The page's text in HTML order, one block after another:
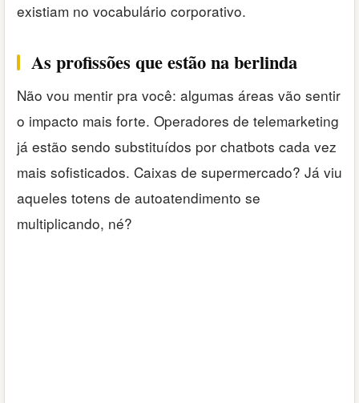
existiam no vocabulário corporativo.
As profissões que estão na berlinda
Não vou mentir pra você: algumas áreas vão sentir
o impacto mais forte. Operadores de telemarketing
já estão sendo substituídos por chatbots cada vez
mais sofisticados. Caixas de supermercado? Já viu
aqueles totens de autoatendimento se
multiplicando, né?